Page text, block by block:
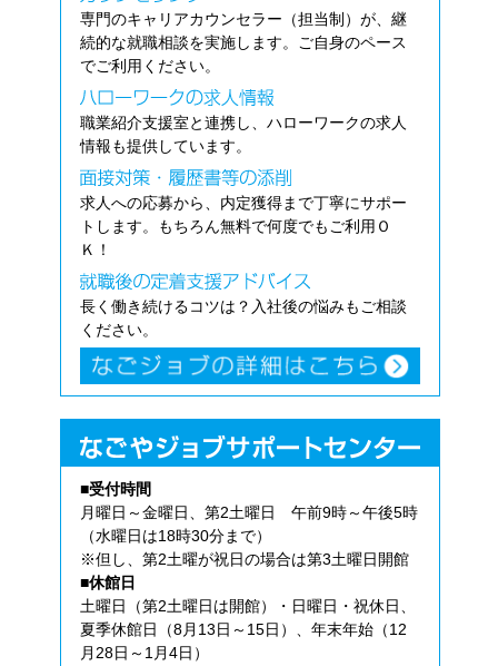
専門のキャリアカウンセラー（担当制）が、継
続的な就職相談を実施します。ご自身のペース
でご利用ください。
職業紹介支援室と連携し、ハローワークの求人
情報も提供しています。
求人への応募から、内定獲得まで丁寧にサポー
トします。もちろん無料で何度でもご利用Ｏ
Ｋ！
長く働き続けるコツは？入社後の悩みもご相談
ください。
■受付時間
月曜日～金曜日、第2土曜日 午前9時～午後5時
（水曜日は18時30分まで）
※但し、第2土曜が祝日の場合は第3土曜日開館
■休館日
土曜日（第2土曜日は開館）・日曜日・祝休日、
夏季休館日（8月13日～15日）、年末年始（12
月28日～1月4日）